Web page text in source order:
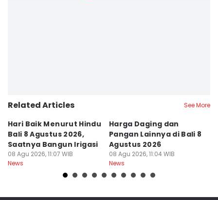
Related Articles See More
Hari Baik Menurut Hindu
Bali 8 Agustus 2026,
Saatnya Bangun Irigasi
08 Agu 2026, 11:07 WIB
News
Harga Daging dan
Pangan Lainnya di Bali 8
Agustus 2026
08 Agu 2026, 11:04 WIB
News